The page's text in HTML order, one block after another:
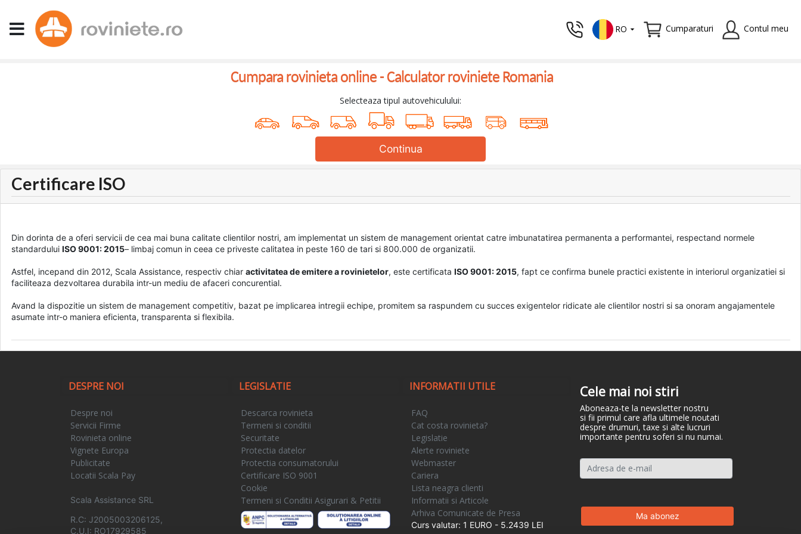
RO Cumparaturi Contul meu
Cumpara rovinieta online -Calculator roviniete Romania
Selecteaza tipul autovehiculului:
Continua
Certificare ISO
Din dorinta de a oferi servicii de cea mai buna calitate clientilor nostri, am implementat un sistem de management orientat catre imbunatatirea permanenta a performantei, respectand normele
standardului ISO 9001: 2015– limbaj comun in ceea ce priveste calitatea in peste 160 de tari si 800.000 de organizatii.
Astfel, incepand din 2012, Scala Assistance, respectiv chiar activitatea de emitere a rovinietelor, este certificata ISO 9001: 2015, fapt ce confirma bunele practici existente in interiorul organizatiei si
faciliteaza dezvoltarea durabila intr-un mediu de afaceri concurential.
Avand la dispozitie un sistem de management competitiv, bazat pe implicarea intregii echipe, promitem sa raspundem cu succes exigentelor ridicate ale clientilor nostri si sa onoram angajamentele
asumate intr-o maniera eficienta, transparenta si flexibila.
DESPRE NOI
Despre noi
Servicii Firme
Rovinieta online
Vignete Europa
Publicitate
Locatii Scala Pay
Scala Assistance SRL
R.C: J2005003206125,
C.U.I: RO17929585
LEGISLATIE
Descarca rovinieta
Termeni si conditii
Securitate
Protectia datelor
Protectia consumatorului
Certificare ISO 9001
Cookie
Termeni si Conditii Asigurari & Petitii
INFORMATII UTILE
FAQ
Cat costa rovinieta?
Legislatie
Alerte roviniete
Webmaster
Cariera
Lista neagra clienti
Informatii si Articole
Arhiva Comunicate de Presa
Curs valutar: 1 EURO - 5.2439 LEI
Cele mai noi stiri
Aboneaza-te la newsletter nostru
si fii primul care afla ultimele noutati
despre drumuri, taxe si alte lucruri
importante pentru soferi si nu numai.